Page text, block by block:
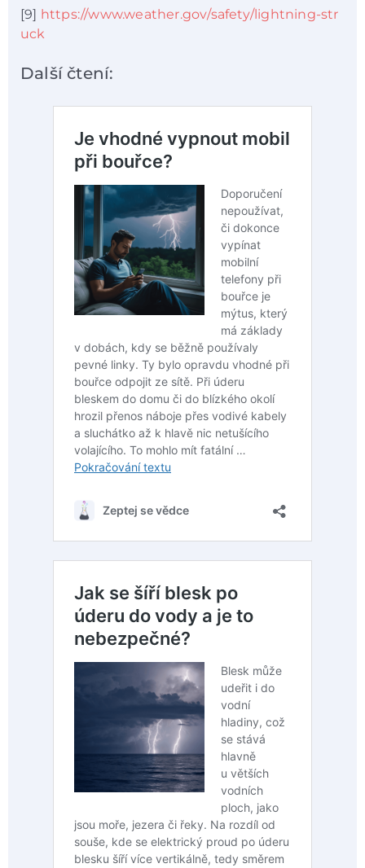
[9] https://www.weather.gov/safety/lightning-str
uck
Další čtení: